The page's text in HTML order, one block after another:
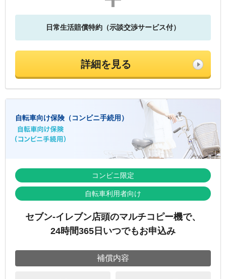
日常生活賠償特約（示談交渉サービス付）
詳細を見る
自転車向け保険（コンビニ手続用）
コンビニ限定
自転車利用者向け
セブン‐イレブン店頭のマルチコピー機で、
24時間365日いつでもお申込み
補償内容